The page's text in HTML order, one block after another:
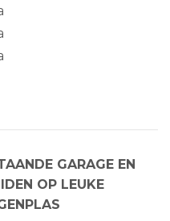
GARAGE EN
OP LEUKE